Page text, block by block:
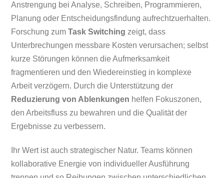
Anstrengung bei Analyse, Schreiben, Programmieren,
Planung oder Entscheidungsfindung aufrechtzuerhalten.
Forschung zumTask Switching zeigt, dass
Unterbrechungen messbare Kosten verursachen; selbst
kurze Störungen können die Aufmerksamkeit
fragmentieren und den Wiedereinstieg in komplexe
Arbeit verzögern. Durch die Unterstützung der
Reduzierung von Ablenkungen helfen Fokuszonen,
den Arbeitsfluss zu bewahren und die Qualität der
Ergebnisse zu verbessern.
Ihr Wert ist auch strategischer Natur. Teams können
kollaborative Energie von individueller Ausführung